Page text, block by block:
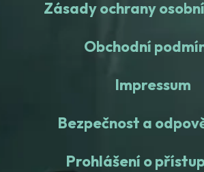
Zásady ochrany
Obchodní
Impressum
Bezpečnost a
Prohlášení o